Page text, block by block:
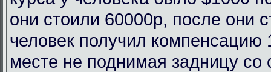
они стоили 60000р, после они
человек получил компенсацию
месте не поднимая задницу со